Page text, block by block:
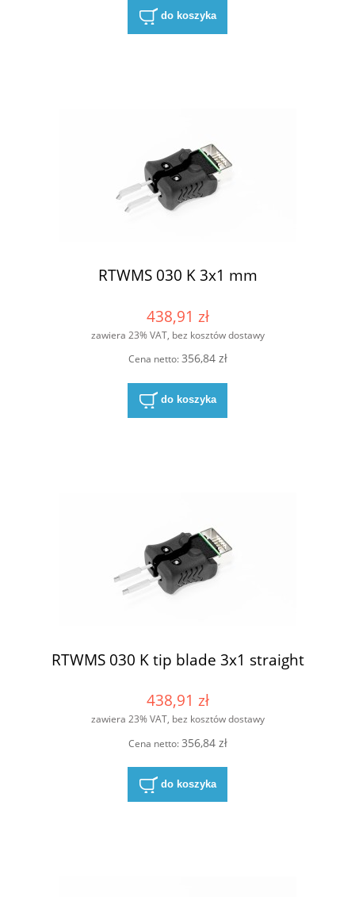
do koszyka
RTWMS 030 K 3x1 mm
438,91 zł
zawiera 23% VAT, bez kosztów dostawy
Cena netto:356,84 zł
do koszyka
RTWMS 030 K tip blade 3x1 straight
438,91 zł
zawiera 23% VAT, bez kosztów dostawy
Cena netto:356,84 zł
do koszyka